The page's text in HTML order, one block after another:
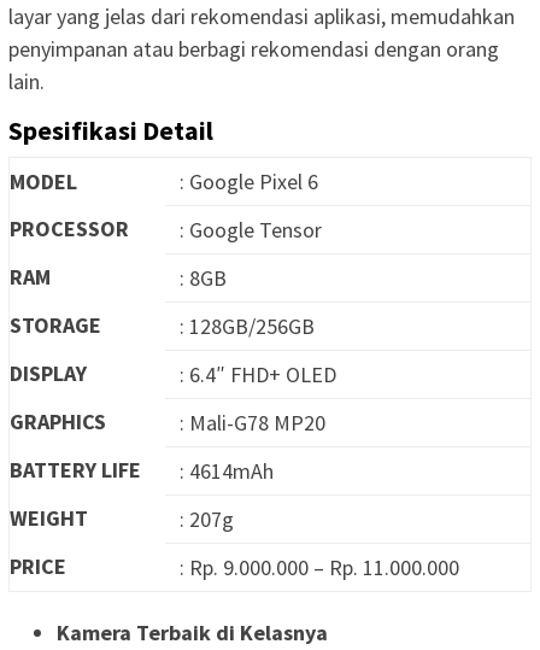
layar yang jelas dari rekomendasi aplikasi, memudahkan
penyimpanan atau berbagi rekomendasi dengan orang
lain.
Spesifikasi Detail
MODEL
: Google Pixel 6
PROCESSOR
: Google Tensor
RAM
: 8GB
STORAGE
: 128GB/256GB
DISPLAY
: 6.4″ FHD+ OLED
GRAPHICS
: Mali-G78 MP20
BATTERY LIFE
: 4614mAh
WEIGHT
: 207g
PRICE
: Rp. 9.000.000 – Rp. 11.000.000
Kamera Terbaik di Kelasnya